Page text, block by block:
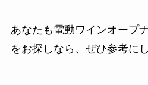
あなたも電動ワインオープ
をお探しなら、ぜひ参考に